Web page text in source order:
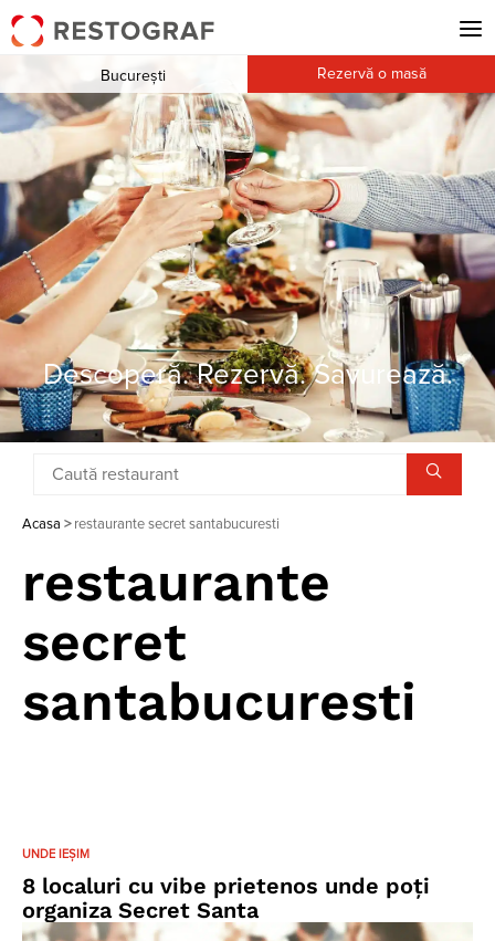
Descoperă. Rezervă. Savurează.
București Rezervă o masă
Acasa > restaurante secret santabucuresti
restaurante
secret
santabucuresti
UNDE IEȘIM
8 localuri cu vibe prietenos unde poţi
organiza Secret Santa